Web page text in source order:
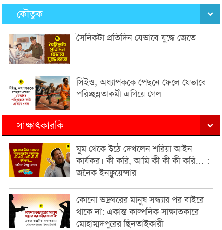
কৌতুক
সৈনিকটা প্রতিদিন যেভাবে যুদ্ধে জেতে
সিইও, অধ্যাপককে পেছনে ফেলে যেভাবে
পরিচ্ছন্নতাকর্মী এগিয়ে গেল
সাক্ষাৎকারকি
ঘুম থেকে উঠে দেখলেন শরিয়া আইন
কার্যকর। কী করি, আমি কী কী কী করি… :
জনৈক ইনফ্লুয়েন্সার
কোনো ভদ্রঘরের মানুষ সন্ধ্যার পর বাইরে
থাকে না: একান্ত কাল্পনিক সাক্ষাতকারে
মোহাম্মদপুরের ছিনতাইকারী